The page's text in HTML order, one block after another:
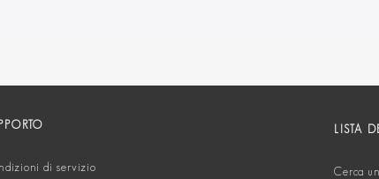
di servizio
LISTA
Cerca